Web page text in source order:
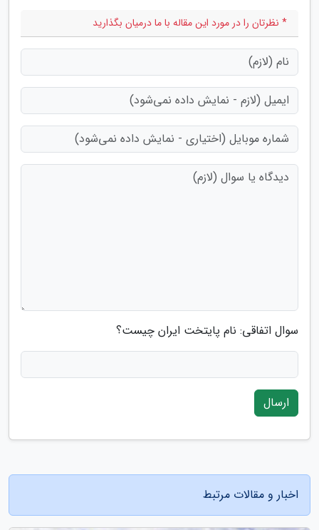
* نظرتان را در مورد این مقاله با ما درمیان بگذارید
سوال اتفاقی: نام پایتخت ایران چیست؟
ارسال
اخبار و مقالات مرتبط